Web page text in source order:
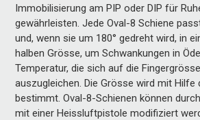
Immobilisierung am PIP oder DIP für
gewährleisten. Jede Oval-8 Schiene
und, wenn sie um 180° gedreht wird, in
halben Grösse, um Schwankungen in
Temperatur, die sich auf die
auszugleichen. Die Grösse wird mit Hilfe
bestimmt. Oval-8-Schienen können
mit einer Heissluftpistole modifiziert